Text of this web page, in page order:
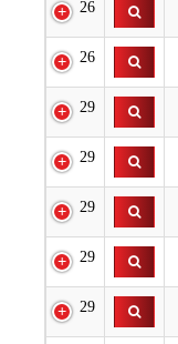
26
26
29
29
29
29
29